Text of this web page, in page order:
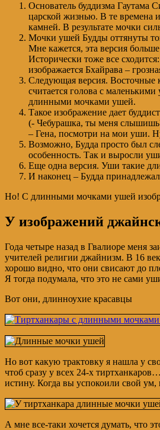
Основатель буддизма Гаутама
царской жизнью. В те времена
камней. В результате мочки
Мочки ушей Будды оттянуты
Мне кажется, эта версия
Исторически тоже все
изображается Бхайрава –
Следующая версия. Восточные
считается голова с
длинными мочками ушей.
Такое изображение дает
(- Чебурашка, ты меня
– Гена, посмотри на мои уши.
Возможно, Будда просто был
особенность. Так и выросли
Еще одна версия. Уши такие
И наконец – Будда
Но! С длинными мочками ушей
У изображений
Года четыре назад в Гвалиоре меня
учителей религии джайнизм. В 16
хорошо видно, что они свисают до
Я тогда подумала, что это не сами
Вот они, длинноухие красавцы
Но вот какую трактовку я нашла у
чтоб сразу у всех 24-х
истину. Когда вы успокоили свой
А мне все-таки хочется думать, что